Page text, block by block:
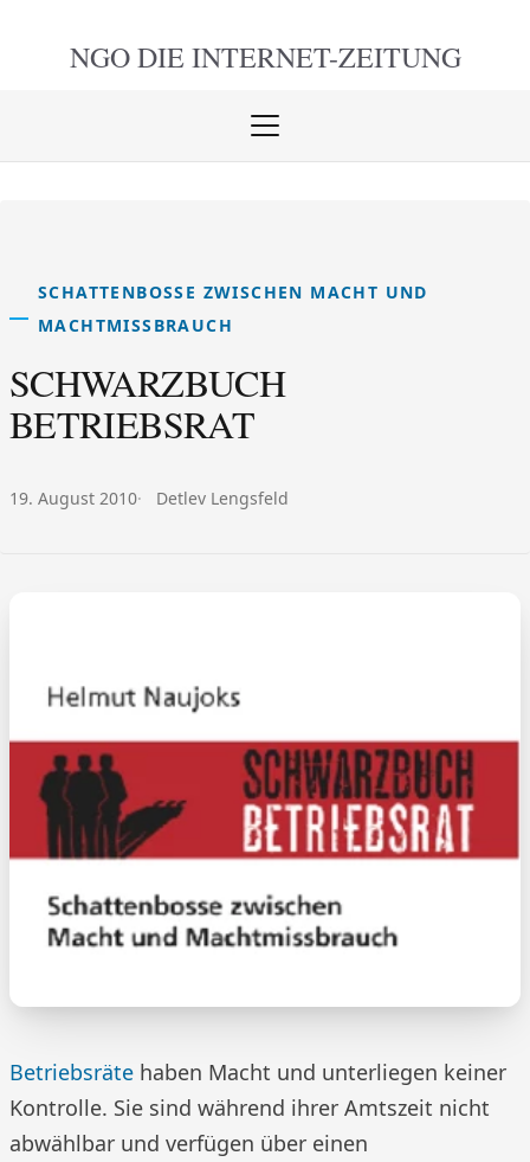
NGO DIE INTERNET-ZEITUNG
Menü
SCHATTENBOSSE ZWISCHEN MACHT UND
MACHTMISSBRAUCH
SCHWARZBUCH
BETRIEBSRAT
Veröffentlicht am:
19. August 2010 Autor:
Detlev Lengsfeld
Betriebsräte haben Macht und unterliegen keiner
Kontrolle. Sie sind während ihrer Amtszeit nicht
abwählbar und verfügen über einen